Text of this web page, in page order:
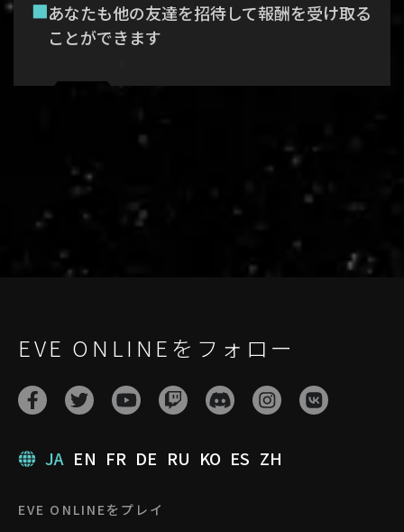
あなたも他の友達を招待して報酬を受け取る
ことができます
user-live.evetech.net/api/v1
EVE ONLINEをフォロー
JA EN FR DE RU KO ES ZH
EVE ONLINEをプレイ